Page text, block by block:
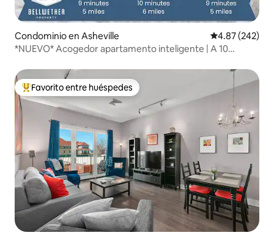
Condominio en Asheville Calificación
4.87 (242)
*NUEVO* Acogedor apartamento inteligente | A 10
De los mejores en Favorito entre huéspedes
Favorito entre huéspedes